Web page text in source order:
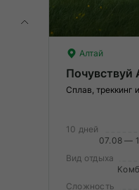
Алтай
Почувствуй
Сплав, треккинг
10 дней
07.08 —
Вид отдыха
Сложность